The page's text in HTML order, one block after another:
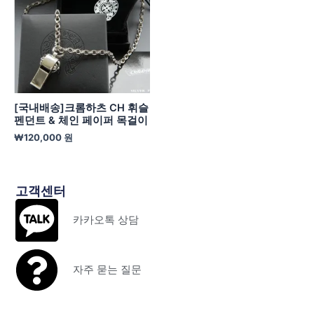
[국내배송]크롬하츠 CH 휘슬
펜던트 & 체인 페이퍼 목걸이
₩120,000 원
고객센터
카카오톡 상담
자주 묻는 질문